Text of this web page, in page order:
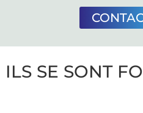
ILS SE SONT